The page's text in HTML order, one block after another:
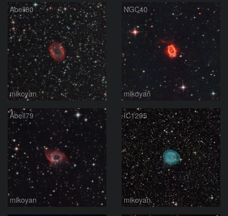
Abell80
mikoyan
NGC40
mikoyan
Abell79
mikoyan
IC1295
mikoyan